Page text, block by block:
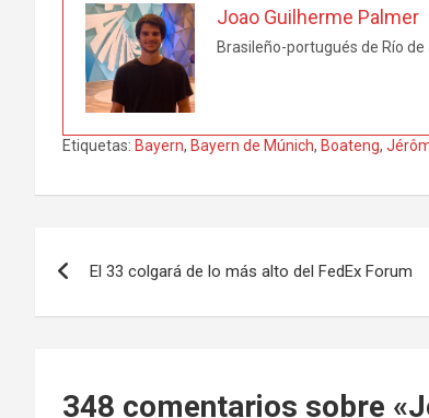
Joao Guilherme Palmer
Brasileño-portugués de Río
Etiquetas: Bayern, Bayern de Múnich, Boateng,
El 33 colgará de lo más alto del FedEx Forum
348 comentarios sobre «